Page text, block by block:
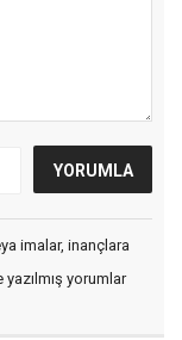
imalar, inançlara
yorumlar